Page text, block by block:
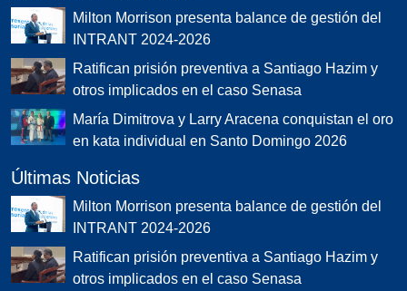
Milton Morrison presenta balance de gestión del
INTRANT 2024-2026
Ratifican prisión preventiva a Santiago Hazim y
otros implicados en el caso Senasa
María Dimitrova y Larry Aracena conquistan el oro
en kata individual en Santo Domingo 2026
Últimas Noticias
Milton Morrison presenta balance de gestión del
INTRANT 2024-2026
Ratifican prisión preventiva a Santiago Hazim y
otros implicados en el caso Senasa